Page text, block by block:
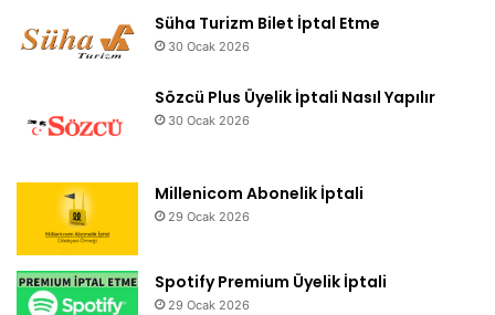
Süha Turizm Bilet İptal Etme
30 Ocak 2026
Sözcü Plus Üyelik İptali Nasıl Yapılır
30 Ocak 2026
Millenicom Abonelik İptali
29 Ocak 2026
Spotify Premium Üyelik İptali
29 Ocak 2026